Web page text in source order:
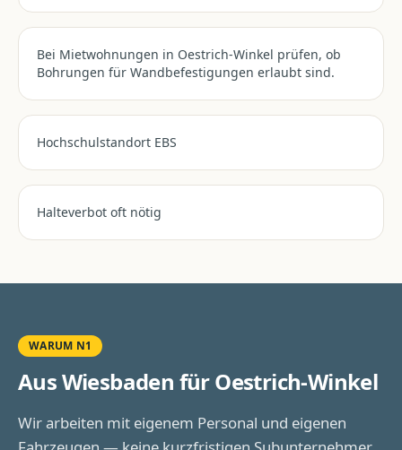
Bei Mietwohnungen in Oestrich-Winkel prüfen, ob
Bohrungen für Wandbefestigungen erlaubt sind.
Hochschulstandort EBS
Halteverbot oft nötig
WARUM N1
Aus Wiesbaden fürOestrich-Winkel
Wir arbeiten mit eigenem Personal und eigenen